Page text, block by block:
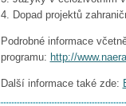
4. Dopad projektů
Podrobné informace
programu: http://
Další informace také zde: